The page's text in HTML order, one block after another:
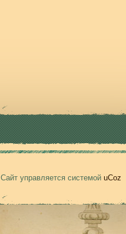
Сайт управляется системой uCoz